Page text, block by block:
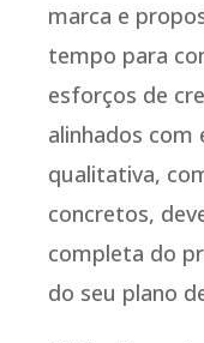
marca e
tempo para
esforços de
alinhados com
qualitativa,
concretos,
completa do
do seu plano